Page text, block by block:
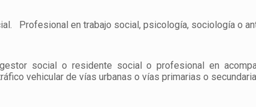
Profesional en trabajo social, psicología, sociología o
social o residente social o profesional en
vehicular de vías urbanas o vías primarias o